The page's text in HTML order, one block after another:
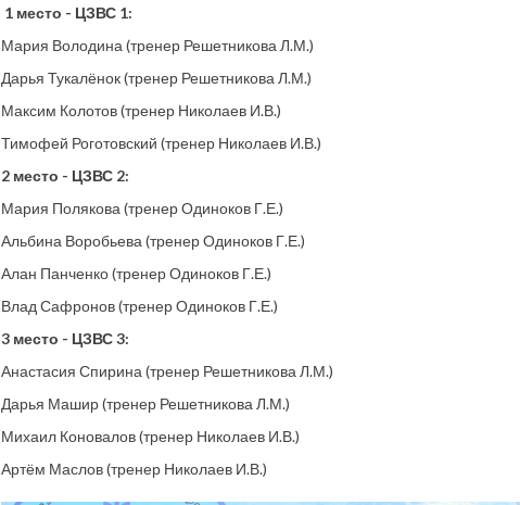
1 место - ЦЗВС 1:
Мария Володина (тренер Решетникова Л.М.)
Дарья Тукалёнок (тренер Решетникова Л.М.)
Максим Колотов (тренер Николаев И.В.)
Тимофей Роготовский (тренер Николаев И.В.)
2 место - ЦЗВС 2:
Мария Полякова (тренер Одиноков Г.Е.)
Альбина Воробьева (тренер Одиноков Г.Е.)
Алан Панченко (тренер Одиноков Г.Е.)
Влад Сафронов (тренер Одиноков Г.Е.)
3 место - ЦЗВС 3:
Анастасия Спирина (тренер Решетникова Л.М.)
Дарья Машир (тренер Решетникова Л.М.)
Михаил Коновалов (тренер Николаев И.В.)
Артём Маслов (тренер Николаев И.В.)